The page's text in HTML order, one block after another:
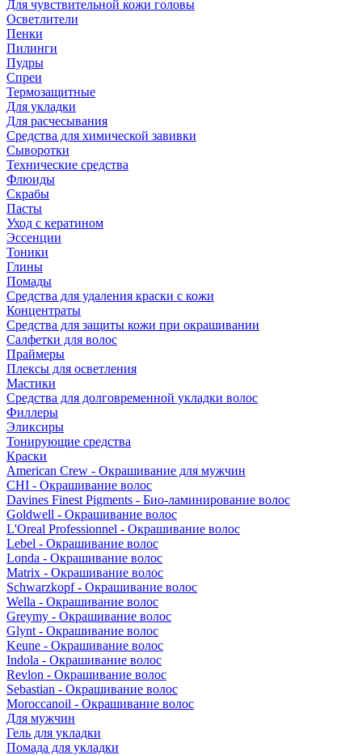
Для чувствительной кожи головы
Осветлители
Пенки
Пилинги
Пудры
Спреи
Термозащитные
Для укладки
Для расчесывания
Средства для химической завивки
Сыворотки
Технические средства
Флюиды
Скрабы
Пасты
Уход с кератином
Эссенции
Тоники
Глины
Помады
Средства для удаления краски с кожи
Концентраты
Средства для защиты кожи при окрашивании
Салфетки для волос
Праймеры
Плексы для осветления
Мастики
Средства для долговременной укладки волос
Филлеры
Эликсиры
Тонирующие средства
Краски
American Crew - Окрашивание для мужчин
CHI - Окрашивание волос
Davines Finest Pigments - Био-ламинирование волос
Goldwell - Окрашивание волос
L'Oreal Professionnel - Окрашивание волос
Lebel - Окрашивание волос
Londa - Окрашивание волос
Matrix - Окрашивание волос
Schwarzkopf - Окрашивание волос
Wella - Окрашивание волос
Greymy - Окрашивание волос
Glynt - Окрашивание волос
Keune - Окрашивание волос
Indola - Окрашивание волос
Revlon - Окрашивание волос
Sebastian - Окрашивание волос
Moroccanoil - Окрашивание волос
Для мужчин
Гель для укладки
Помада для укладки